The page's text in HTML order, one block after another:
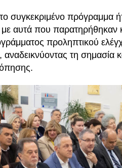
πρόγραμμα
αυτά που παρατηρήθηκαν
προληπτικού
τη σημασία